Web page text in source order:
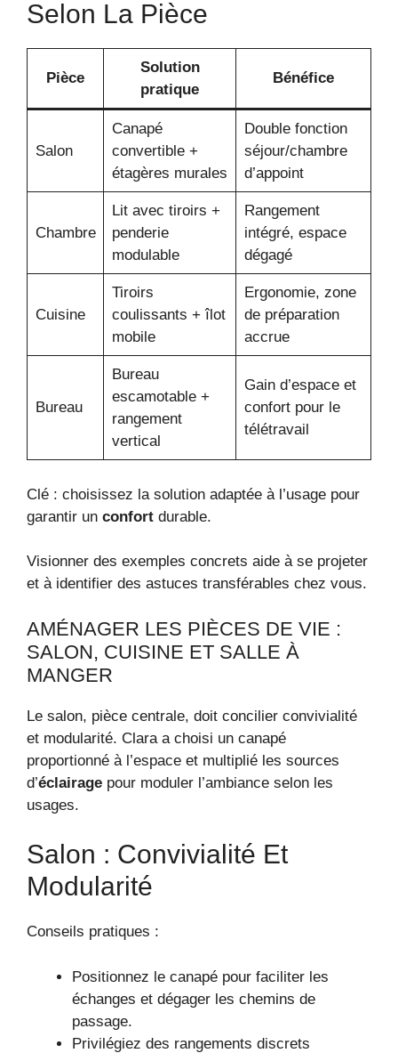
Selon La Pièce
Pièce
Solution
pratique
Bénéfice
Salon
Canapé
convertible +
étagères murales
Double fonction
séjour/chambre
d’appoint
Chambre
Lit avec tiroirs +
penderie
modulable
Rangement
intégré, espace
dégagé
Cuisine
Tiroirs
coulissants + îlot
mobile
Ergonomie, zone
de préparation
accrue
Bureau
Bureau
escamotable +
rangement
vertical
Gain d’espace et
confort pour le
télétravail
Clé : choisissez la solution adaptée à l’usage pour
garantir un confort durable.
Visionner des exemples concrets aide à se projeter
et à identifier des astuces transférables chez vous.
AMÉNAGER LES PIÈCES DE VIE :
SALON, CUISINE ET SALLE À
MANGER
Le salon, pièce centrale, doit concilier convivialité
et modularité. Clara a choisi un canapé
proportionné à l’espace et multiplié les sources
d’éclairage pour moduler l’ambiance selon les
usages.
Salon : Convivialité Et
Modularité
Conseils pratiques :
Positionnez le canapé pour faciliter les
échanges et dégager les chemins de
passage.
Privilégiez des rangements discrets